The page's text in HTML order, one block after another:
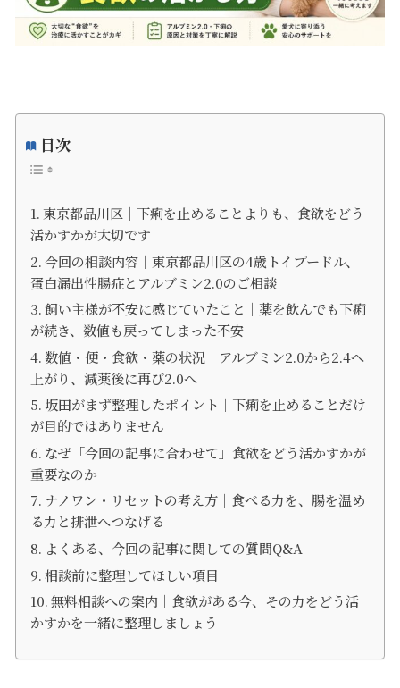
目次
東京都品川区｜下痢を止めることよりも、食欲をどう
活かすかが大切です
今回の相談内容｜東京都品川区の4歳トイプードル、
蛋白漏出性腸症とアルブミン2.0のご相談
飼い主様が不安に感じていたこと｜薬を飲んでも下痢
が続き、数値も戻ってしまった不安
数値・便・食欲・薬の状況｜アルブミン2.0から2.4へ
上がり、減薬後に再び2.0へ
坂田がまず整理したポイント｜下痢を止めることだけ
が目的ではありません
なぜ「今回の記事に合わせて」食欲をどう活かすかが
重要なのか
ナノワン・リセットの考え方｜食べる力を、腸を温め
る力と排泄へつなげる
よくある、今回の記事に関しての質問Q&A
相談前に整理してほしい項目
無料相談への案内｜食欲がある今、その力をどう活
かすかを一緒に整理しましょう